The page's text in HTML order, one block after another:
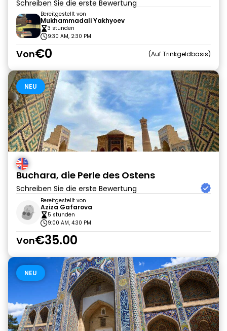
Schreiben Sie die erste Bewertung
Bereitgestellt von
Mukhammadali Yakhyoev
3 stunden
9:30 AM, 2:30 PM
Von€0 Auf Trinkgeldbasis
NEU
Buchara, die Perle des Ostens
Schreiben Sie die erste Bewertung
Bereitgestellt von
Aziza Gafarova
5 stunden
9:00 AM, 4:30 PM
Von€35.00
NEU